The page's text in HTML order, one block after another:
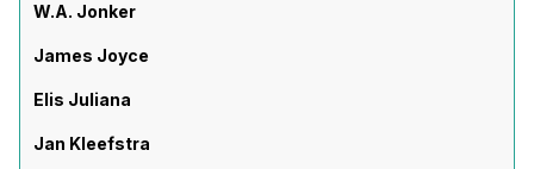
W.A. Jonker
James Joyce
Elis Juliana
Jan Kleefstra